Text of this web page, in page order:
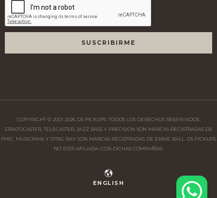
COPYRIGHT © 2001-2026 DS PICKUPS. TODOS LOS DERECHOS RESERVADOS.
STRATOCASTER, TELECASTER, JAZZ BASS Y PRECISION SON MARCAS REGISTRADAS DE
FMIC. MUSICMAN Y STING RAY SON MARCAS REGISTRADAS DE ERNIE BALL. DS PICKUPS
NO ESTÁ AFILIADA CON DICHAS COMPAÑÍAS.
ENGLISH